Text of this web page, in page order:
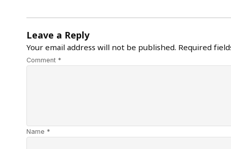
Leave a Reply
Your email address will not be published. Required
Comment *
Name *